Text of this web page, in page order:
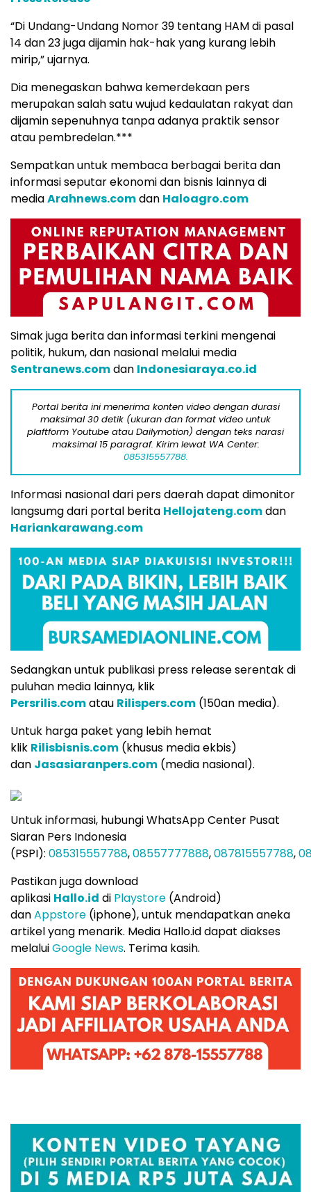
“Di Undang-Undang Nomor 39 tentang HAM di pasal
14 dan 23 juga dijamin hak-hak yang kurang lebih
mirip,” ujarnya.
Dia menegaskan bahwa kemerdekaan pers
merupakan salah satu wujud kedaulatan rakyat dan
dijamin sepenuhnya tanpa adanya praktik sensor
atau pembredelan.***
Sempatkan untuk membaca berbagai berita dan
informasi seputar ekonomi dan bisnis lainnya di
mediaArahnews.comdan Haloagro.com
Simak juga berita dan informasi terkini mengenai
politik, hukum, dan nasional melalui media
Sentranews.comdan Indonesiaraya.co.id
Portal berita ini menerima konten video dengan durasi
maksimal 30 detik (ukuran dan format video untuk
plaftform Youtube atau Dailymotion) dengan teks narasi
maksimal 15 paragraf. Kirim lewat WA Center:
085315557788.
Informasi nasional dari pers daerah dapat dimonitor
langsumg dari portal berita Hellojateng.comdan
Hariankarawang.com
Sedangkan untuk publikasi press release serentak di
puluhan media lainnya, klik
Persrilis.comatau Rilispers.com (150an media).
Untuk harga paket yang lebih hemat
klik Rilisbisnis.com (khusus media ekbis)
dan Jasasiaranpers.com (media nasional).
Untuk informasi, hubungi WhatsApp Center Pusat
Siaran Pers Indonesia
(PSPI): 085315557788,08557777888,087815557788,
Pastikan juga download
aplikasi Hallo.id di Playstore (Android)
danAppstore (iphone), untuk mendapatkan aneka
artikel yang menarik. Media Hallo.id dapat diakses
melaluiGoogle News. Terima kasih.